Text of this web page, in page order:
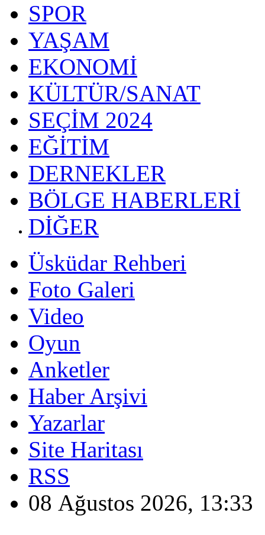
SPOR
YAŞAM
EKONOMİ
KÜLTÜR/SANAT
SEÇİM 2024
EĞİTİM
DERNEKLER
BÖLGE HABERLERİ
DİĞER
Üsküdar Rehberi
Foto Galeri
Video
Oyun
Anketler
Haber Arşivi
Yazarlar
Site Haritası
RSS
08 Ağustos 2026, 13:33